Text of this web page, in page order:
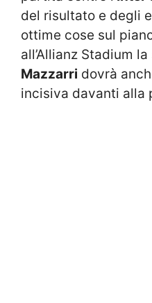
del risultato e degli
ottime cose sul
all’Allianz Stadium
Mazzarri dovrà
incisiva davanti alla